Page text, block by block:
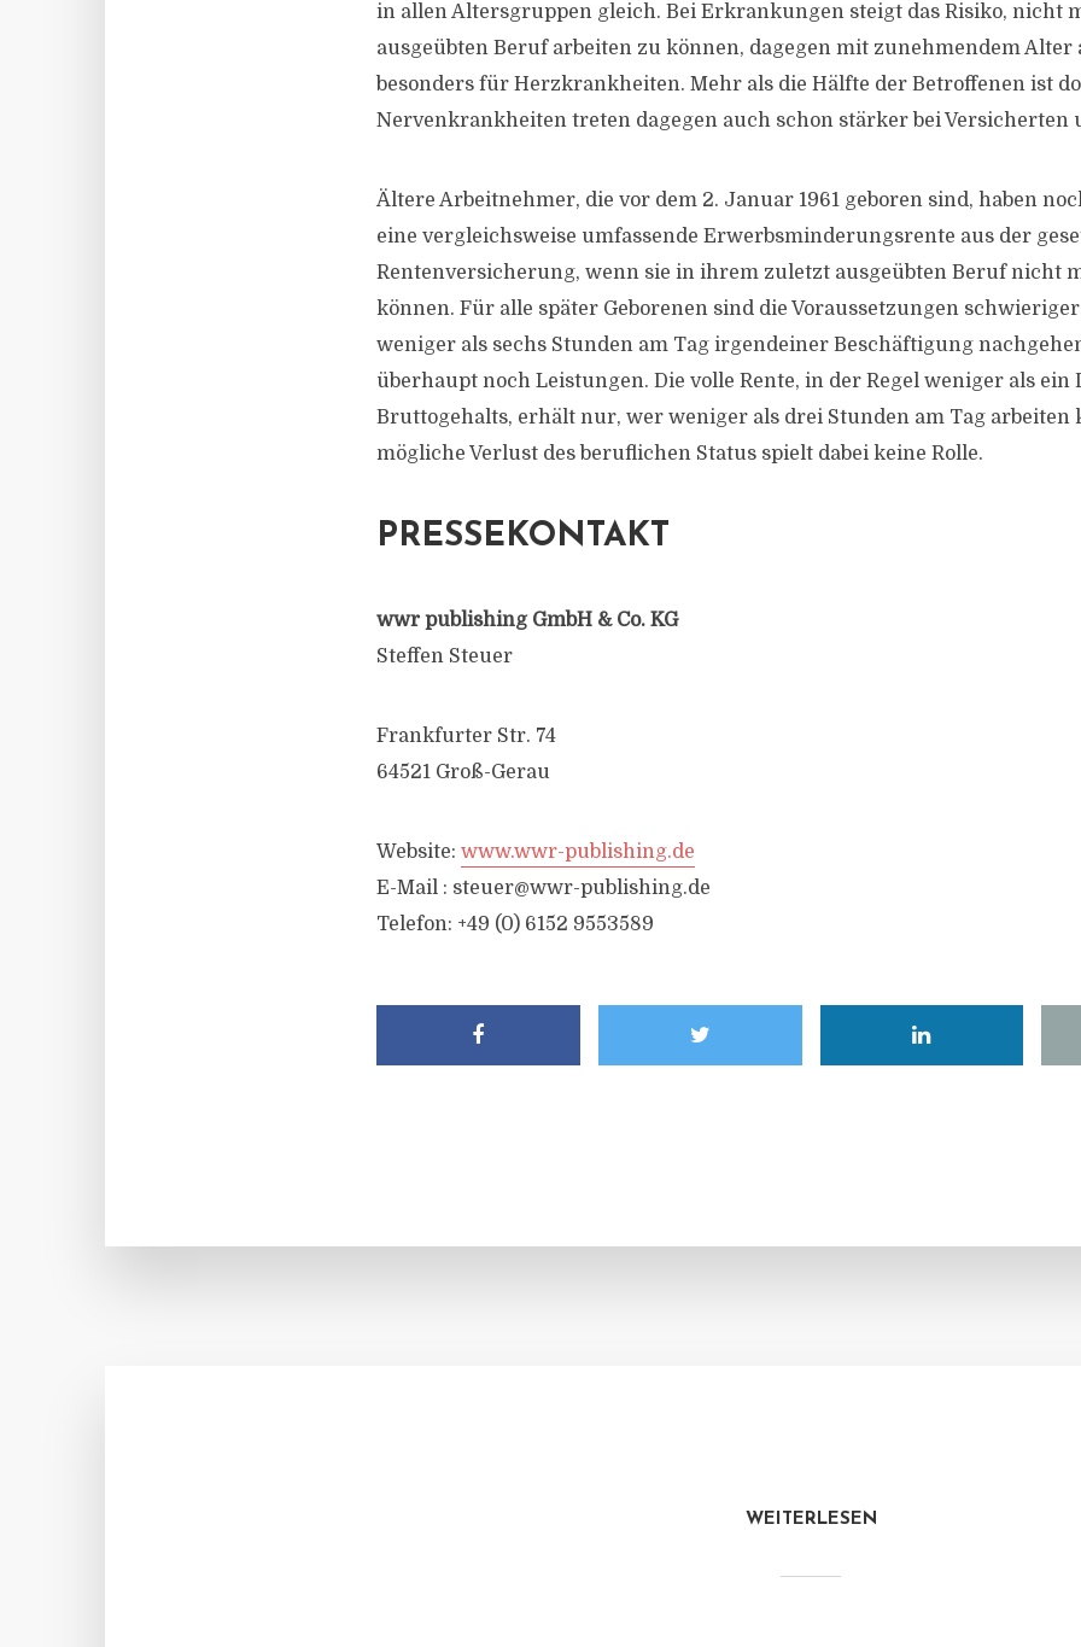
in allen Altersgruppen gleich. Bei Erkrankungen steigt das Risiko, nicht
ausgeübten Beruf arbeiten zu können, dagegen mit zunehmendem Alter
besonders für Herzkrankheiten. Mehr als die Hälfte der Betroffenen ist
Nervenkrankheiten treten dagegen auch schon stärker bei Versicherten
Ältere Arbeitnehmer, die vor dem 2. Januar 1961 geboren sind, haben
eine vergleichsweise umfassende Erwerbsminderungsrente aus der
Rentenversicherung, wenn sie in ihrem zuletzt ausgeübten Beruf nicht
können. Für alle später Geborenen sind die Voraussetzungen
weniger als sechs Stunden am Tag irgendeiner Beschäftigung
überhaupt noch Leistungen. Die volle Rente, in der Regel weniger als ein
Bruttogehalts, erhält nur, wer weniger als drei Stunden am Tag arbeiten
mögliche Verlust des beruflichen Status spielt dabei keine Rolle.
PRESSEKONTAKT
wwr publishing GmbH & Co. KG
Steffen Steuer
Frankfurter Str. 74
64521 Groß-Gerau
Website: www.wwr-publishing.de
E-Mail : steuer@wwr-publishing.de
Telefon: +49 (0) 6152 9553589
WEITERLESEN